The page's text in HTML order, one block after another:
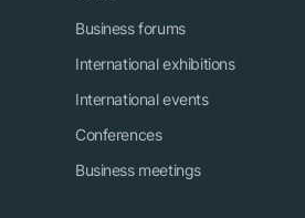
Business forums
International exhibitions
International events
Conferences
Business meetings